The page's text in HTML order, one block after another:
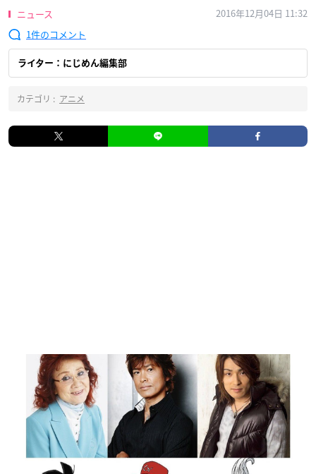
ニュース
2016年12月04日 11:32
1
ライター：にじめん編集部
カテゴリ : アニメ